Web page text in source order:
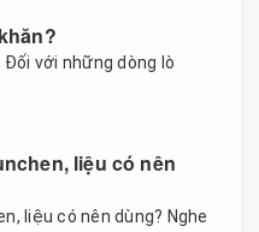
với những dòng lò
liệu có nên
liệu có nên dùng? Nghe